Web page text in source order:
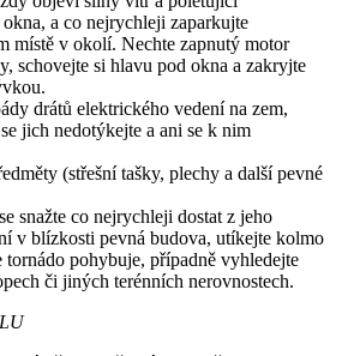
a co nejrychleji zaparkujte
místě v okolí. Nechte zapnutý motor
schovejte si hlavu pod okna a zakryjte
drátů elektrického vedení na zem,
jich nedotýkejte a ani se k nim
(střešní tašky, plechy a další pevné
snažte co nejrychleji dostat z jeho
v blízkosti pevná budova, utíkejte kolmo
tornádo pohybuje, případně vyhledejte
či jiných terénních nerovnostech.